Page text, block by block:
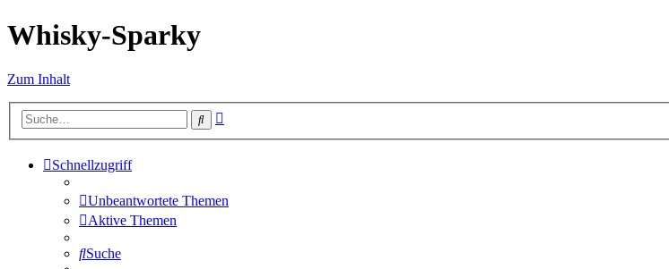
Whisky-Sparky
Zum Inhalt
Suche
Schnellzugriff
Unbeantwortete Themen
Aktive Themen
Suche